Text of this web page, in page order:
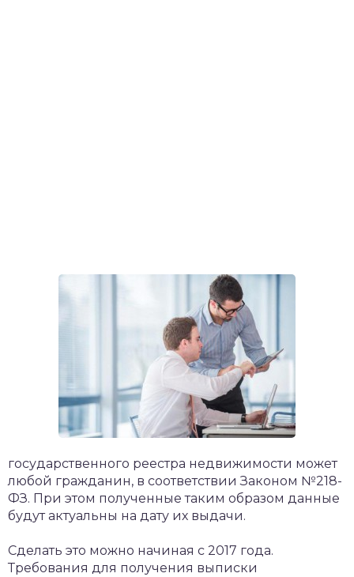
государственного реестра недвижимости может
любой гражданин, в соответствии Законом №218-
ФЗ. При этом полученные таким образом данные
будут актуальны на дату их выдачи.
Сделать это можно начиная с 2017 года.
Требования для получения выписки